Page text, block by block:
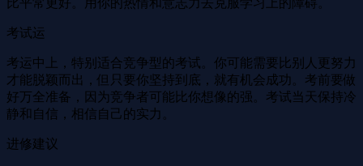
比平常更好。用你的热情和意志力去克服学习上的障碍。
考试运
考运中上，特别适合竞争型的考试。你可能需要比别人更努力
才能脱颖而出，但只要你坚持到底，就有机会成功。考前要做
好万全准备，因为竞争者可能比你想像的强。考试当天保持冷
静和自信，相信自己的实力。
进修建议